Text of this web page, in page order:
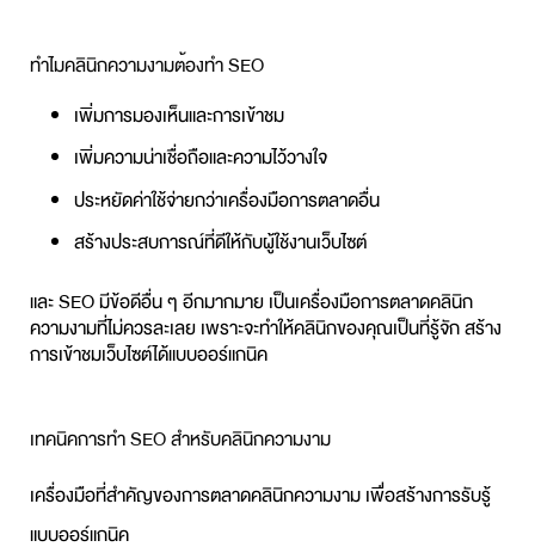
ทำไมคลินิกความงามต้องทำ SEO
เพิ่มการมองเห็นและการเข้าชม
เพิ่มความน่าเชื่อถือและความไว้วางใจ
ประหยัดค่าใช้จ่ายกว่าเครื่องมือการตลาดอื่น
สร้างประสบการณ์ที่ดีให้กับผู้ใช้งานเว็บไซต์
และ SEO มีข้อดีอื่น ๆ อีกมากมาย เป็นเครื่องมือการตลาดคลินิก
ความงามที่ไม่ควรละเลย เพราะจะทำให้คลินิกของคุณเป็นที่รู้จัก สร้าง
การเข้าชมเว็บไซต์ได้แบบออร์แกนิค
เทคนิคการทำ SEO สำหรับคลินิกความงาม
เครื่องมือที่สำคัญของการตลาดคลินิกความงาม เพื่อสร้างการรับรู้
แบบออร์แกนิค